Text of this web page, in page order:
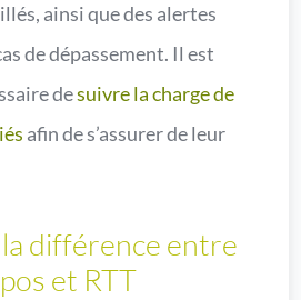
ainsi que des alertes
de dépassement. Il est
desuivre la charge de
afin de s’assurer de leur
différence entre
et RTT